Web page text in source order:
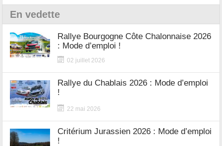
En vedette
Rallye Bourgogne Côte Chalonnaise 2026
: Mode d’emploi !
02 juillet 2026
Rallye du Chablais 2026 : Mode d’emploi
!
22 mai 2026
Critérium Jurassien 2026 : Mode d’emploi
!